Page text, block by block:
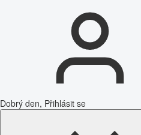
Dobrý den, Přihlásit se